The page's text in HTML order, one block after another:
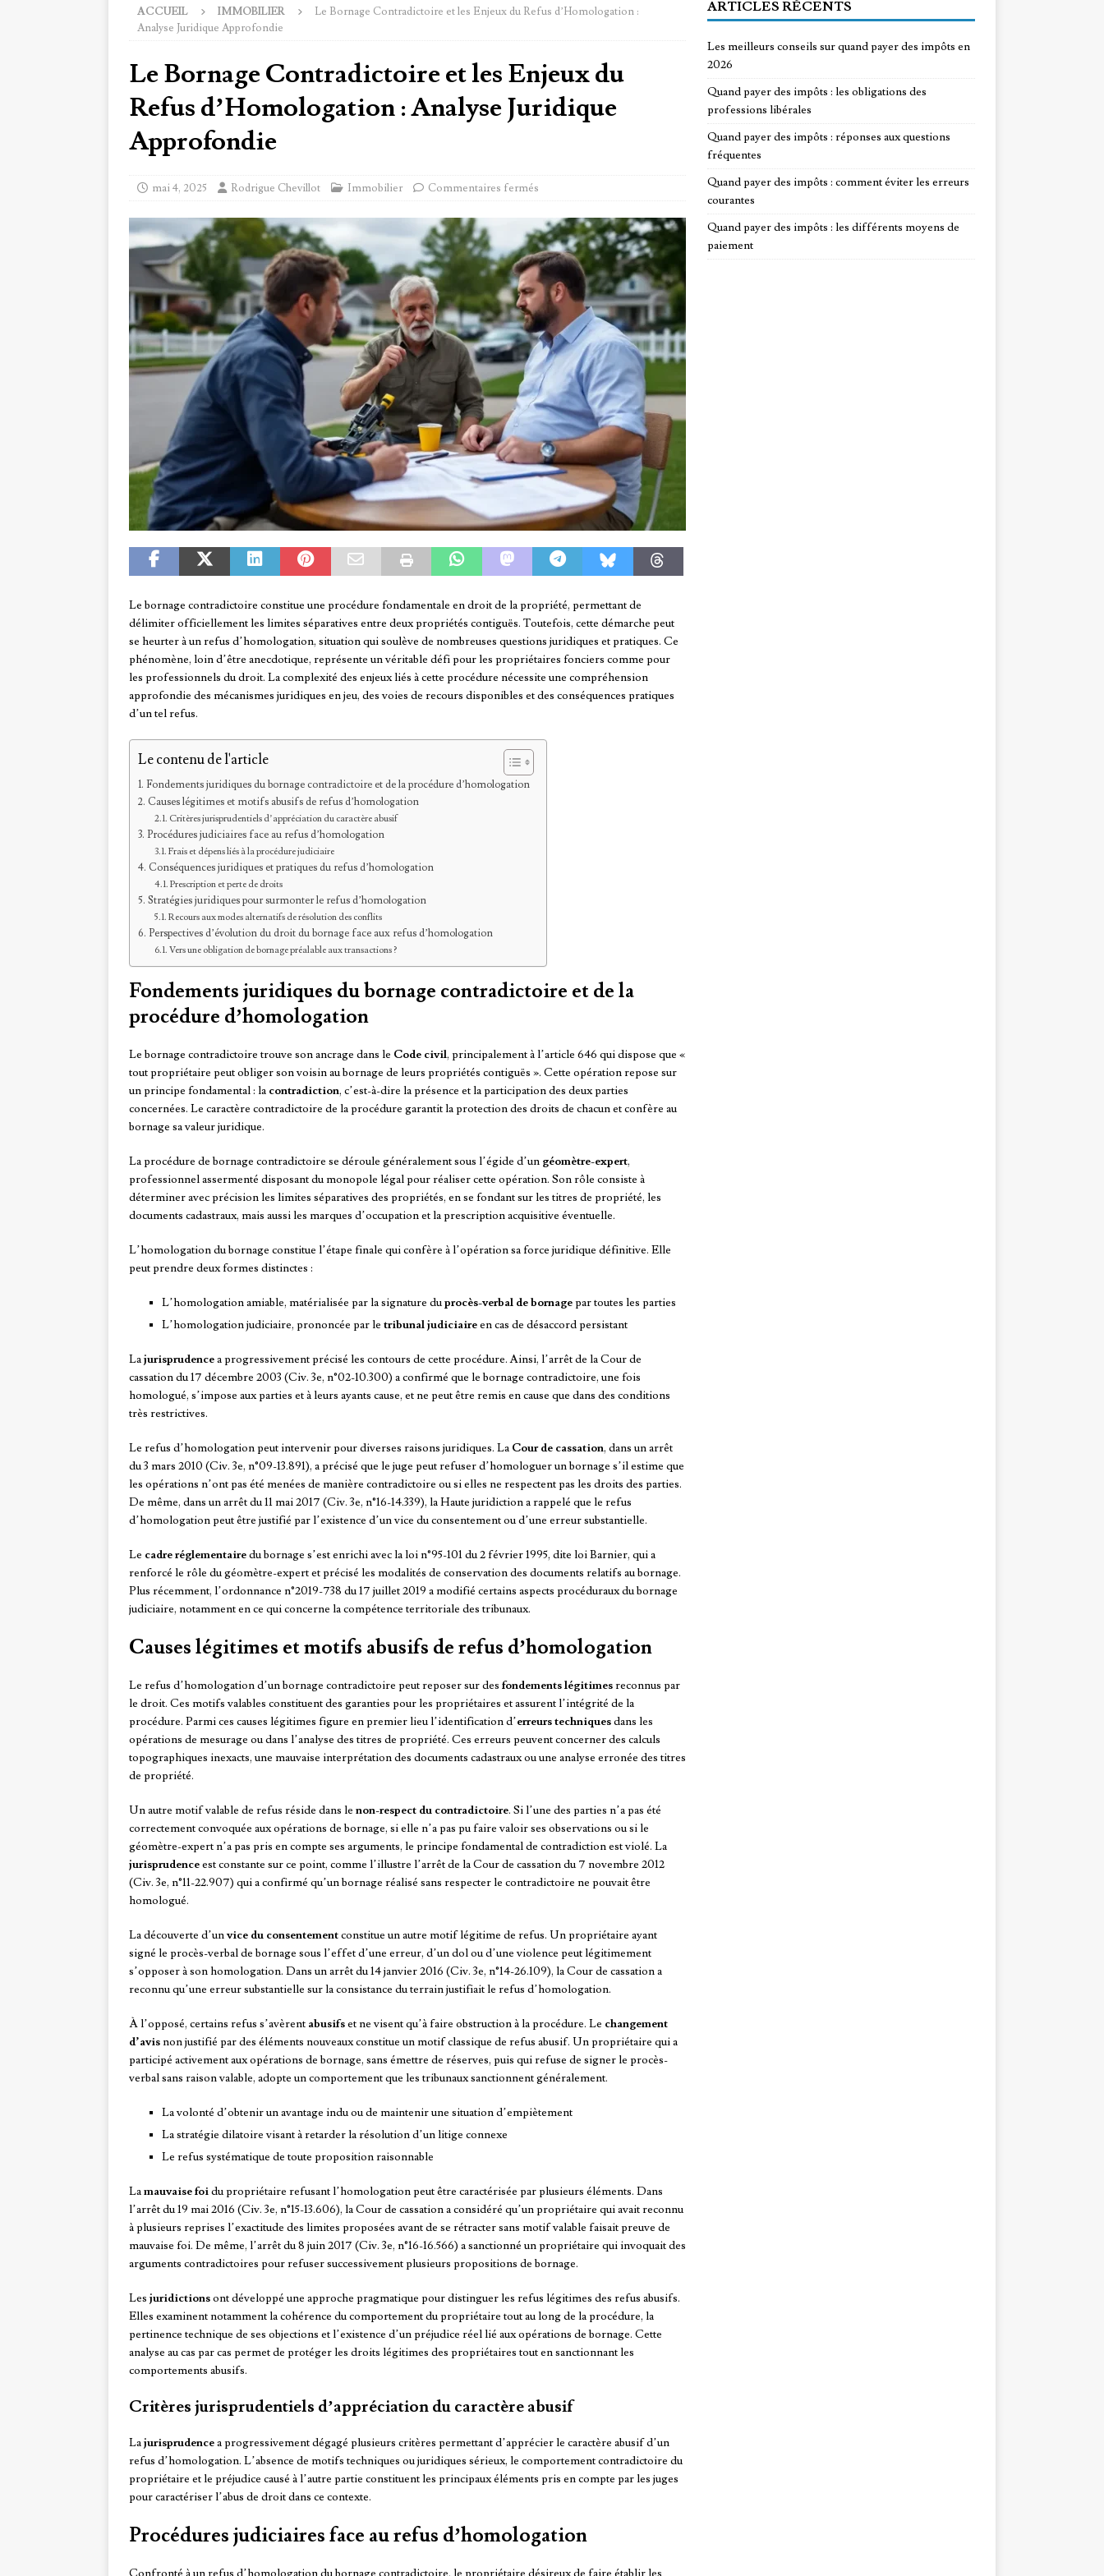
ACCUEIL IMMOBILIER
Le Bornage Contradictoire et les Enjeux du Refus d’Homologation :
Analyse Juridique Approfondie
Le Bornage Contradictoire et les Enjeux du
Refus d’Homologation : Analyse Juridique
Approfondie
mai 4, 2025 Rodrigue Chevillot Immobilier Commentaires fermés
Le bornage contradictoire constitue une procédure fondamentale en droit de la propriété, permettant de
délimiter officiellement les limites séparatives entre deux propriétés contiguës. Toutefois, cette démarche peut
se heurter à un refus d’homologation, situation qui soulève de nombreuses questions juridiques et pratiques. Ce
phénomène, loin d’être anecdotique, représente un véritable défi pour les propriétaires fonciers comme pour
les professionnels du droit. La complexité des enjeux liés à cette procédure nécessite une compréhension
approfondie des mécanismes juridiques en jeu, des voies de recours disponibles et des conséquences pratiques
d’un tel refus.
Le contenu de l'article
Fondements juridiques du bornage contradictoire et de la procédure d’homologation
Causes légitimes et motifs abusifs de refus d’homologation
Critères jurisprudentiels d’appréciation du caractère abusif
Procédures judiciaires face au refus d’homologation
Frais et dépens liés à la procédure judiciaire
Conséquences juridiques et pratiques du refus d’homologation
Prescription et perte de droits
Stratégies juridiques pour surmonter le refus d’homologation
Recours aux modes alternatifs de résolution des conflits
Perspectives d’évolution du droit du bornage face aux refus d’homologation
Vers une obligation de bornage préalable aux transactions ?
Fondements juridiques du bornage contradictoire et de la
procédure d’homologation
Le bornage contradictoire trouve son ancrage dans le Code civil, principalement à l’article 646 qui dispose que «
tout propriétaire peut obliger son voisin au bornage de leurs propriétés contiguës ». Cette opération repose sur
un principe fondamental : la contradiction, c’est-à-dire la présence et la participation des deux parties
concernées. Le caractère contradictoire de la procédure garantit la protection des droits de chacun et confère au
bornage sa valeur juridique.
La procédure de bornage contradictoire se déroule généralement sous l’égide d’un géomètre-expert,
professionnel assermenté disposant du monopole légal pour réaliser cette opération. Son rôle consiste à
déterminer avec précision les limites séparatives des propriétés, en se fondant sur les titres de propriété, les
documents cadastraux, mais aussi les marques d’occupation et la prescription acquisitive éventuelle.
L’homologation du bornage constitue l’étape finale qui confère à l’opération sa force juridique définitive. Elle
peut prendre deux formes distinctes :
L’homologation amiable, matérialisée par la signature duprocès-verbal de bornagepar toutes les parties
L’homologation judiciaire, prononcée par le tribunal judiciaireen cas de désaccord persistant
Lajurisprudencea progressivement précisé les contours de cette procédure. Ainsi, l’arrêt de la Cour de
cassation du 17 décembre 2003 (Civ. 3e, n°02-10.300) a confirmé que le bornage contradictoire, une fois
homologué, s’impose aux parties et à leurs ayants cause, et ne peut être remis en cause que dans des conditions
très restrictives.
Le refus d’homologation peut intervenir pour diverses raisons juridiques. La Cour de cassation, dans un arrêt
du 3 mars 2010 (Civ. 3e, n°09-13.891), a précisé que le juge peut refuser d’homologuer un bornage s’il estime que
les opérations n’ont pas été menées de manière contradictoire ou si elles ne respectent pas les droits des parties.
De même, dans un arrêt du 11 mai 2017 (Civ. 3e, n°16-14.339), la Haute juridiction a rappelé que le refus
d’homologation peut être justifié par l’existence d’un vice du consentement ou d’une erreur substantielle.
Le cadre réglementairedu bornage s’est enrichi avec la loi n°95-101 du 2 février 1995, dite loi Barnier, qui a
renforcé le rôle du géomètre-expert et précisé les modalités de conservation des documents relatifs au bornage.
Plus récemment, l’ordonnance n°2019-738 du 17 juillet 2019 a modifié certains aspects procéduraux du bornage
judiciaire, notamment en ce qui concerne la compétence territoriale des tribunaux.
Causes légitimes et motifs abusifs de refus d’homologation
Le refus d’homologation d’un bornage contradictoire peut reposer sur des fondements légitimesreconnus par
le droit. Ces motifs valables constituent des garanties pour les propriétaires et assurent l’intégrité de la
procédure. Parmi ces causes légitimes figure en premier lieu l’identification d’erreurs techniquesdans les
opérations de mesurage ou dans l’analyse des titres de propriété. Ces erreurs peuvent concerner des calculs
topographiques inexacts, une mauvaise interprétation des documents cadastraux ou une analyse erronée des titres
de propriété.
Un autre motif valable de refus réside dans le non-respect du contradictoire. Si l’une des parties n’a pas été
correctement convoquée aux opérations de bornage, si elle n’a pas pu faire valoir ses observations ou si le
géomètre-expert n’a pas pris en compte ses arguments, le principe fondamental de contradiction est violé. La
jurisprudenceest constante sur ce point, comme l’illustre l’arrêt de la Cour de cassation du 7 novembre 2012
(Civ. 3e, n°11-22.907) qui a confirmé qu’un bornage réalisé sans respecter le contradictoire ne pouvait être
homologué.
La découverte d’unvice du consentementconstitue un autre motif légitime de refus. Un propriétaire ayant
signé le procès-verbal de bornage sous l’effet d’une erreur, d’un dol ou d’une violence peut légitimement
s’opposer à son homologation. Dans un arrêt du 14 janvier 2016 (Civ. 3e, n°14-26.109), la Cour de cassation a
reconnu qu’une erreur substantielle sur la consistance du terrain justifiait le refus d’homologation.
À l’opposé, certains refus s’avèrent abusifset ne visent qu’à faire obstruction à la procédure. Le changement
d’avisnon justifié par des éléments nouveaux constitue un motif classique de refus abusif. Un propriétaire qui a
participé activement aux opérations de bornage, sans émettre de réserves, puis qui refuse de signer le procès-
verbal sans raison valable, adopte un comportement que les tribunaux sanctionnent généralement.
La volonté d’obtenir un avantage indu ou de maintenir une situation d’empiètement
La stratégie dilatoire visant à retarder la résolution d’un litige connexe
Le refus systématique de toute proposition raisonnable
Lamauvaise foidu propriétaire refusant l’homologation peut être caractérisée par plusieurs éléments. Dans
l’arrêt du 19 mai 2016 (Civ. 3e, n°15-13.606), la Cour de cassation a considéré qu’un propriétaire qui avait reconnu
à plusieurs reprises l’exactitude des limites proposées avant de se rétracter sans motif valable faisait preuve de
mauvaise foi. De même, l’arrêt du 8 juin 2017 (Civ. 3e, n°16-16.566) a sanctionné un propriétaire qui invoquait des
arguments contradictoires pour refuser successivement plusieurs propositions de bornage.
Les juridictionsont développé une approche pragmatique pour distinguer les refus légitimes des refus abusifs.
Elles examinent notamment la cohérence du comportement du propriétaire tout au long de la procédure, la
pertinence technique de ses objections et l’existence d’un préjudice réel lié aux opérations de bornage. Cette
analyse au cas par cas permet de protéger les droits légitimes des propriétaires tout en sanctionnant les
comportements abusifs.
Critères jurisprudentiels d’appréciation du caractère abusif
Lajurisprudencea progressivement dégagé plusieurs critères permettant d’apprécier le caractère abusif d’un
refus d’homologation. L’absence de motifs techniques ou juridiques sérieux, le comportement contradictoire du
propriétaire et le préjudice causé à l’autre partie constituent les principaux éléments pris en compte par les juges
pour caractériser l’abus de droit dans ce contexte.
Procédures judiciaires face au refus d’homologation
ARTICLES RÉCENTS
Les meilleurs conseils sur quand payer des impôts en
2026
Quand payer des impôts : les obligations des
professions libérales
Quand payer des impôts : réponses aux questions
fréquentes
Quand payer des impôts : comment éviter les erreurs
courantes
Quand payer des impôts : les différents moyens de
paiement